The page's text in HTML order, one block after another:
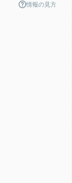
情報の見方